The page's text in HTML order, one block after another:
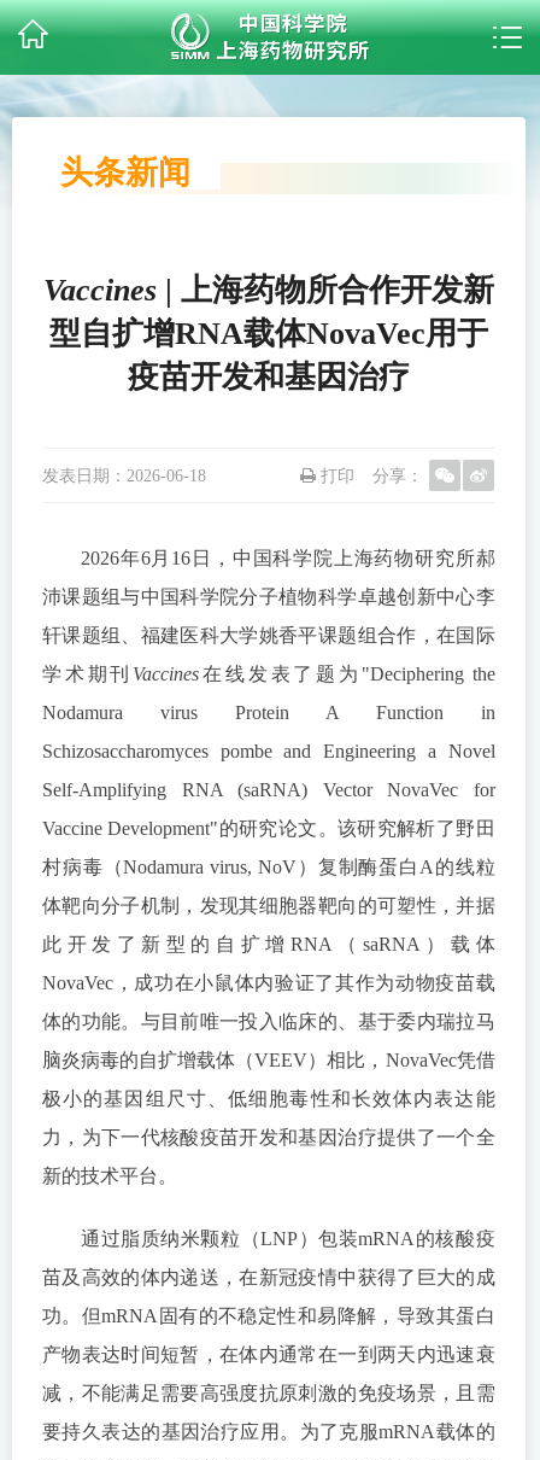
头条新闻
Vaccines| 上海药物所合作开发新
型自扩增RNA载体NovaVec用于
疫苗开发和基因治疗
发表日期： 2026-06-18 分享：
打印
2026年6月16日，中国科学院上海药物研究所郝
沛课题组与中国科学院分子植物科学卓越创新中心李
轩课题组、福建医科大学姚香平课题组合作，在国际
学术期刊 Vaccines在线发表了题为"Deciphering the
Nodamura virus Protein A Function in
Schizosaccharomyces pombe and Engineering a Novel
Self-Amplifying RNA (saRNA) Vector NovaVec for
Vaccine Development"的研究论文。该研究解析了野田
村病毒（Nodamura virus, NoV）复制酶蛋白A的线粒
体靶向分子机制，发现其细胞器靶向的可塑性，并据
此开发了新型的自扩增RNA（saRNA）载体
NovaVec，成功在小鼠体内验证了其作为动物疫苗载
体的功能。与目前唯一投入临床的、基于委内瑞拉马
脑炎病毒的自扩增载体（VEEV）相比，NovaVec凭借
极小的基因组尺寸、低细胞毒性和长效体内表达能
力，为下一代核酸疫苗开发和基因治疗提供了一个全
新的技术平台。
通过脂质纳米颗粒（LNP）包装mRNA的核酸疫
苗及高效的体内递送，在新冠疫情中获得了巨大的成
功。但mRNA固有的不稳定性和易降解，导致其蛋白
产物表达时间短暂，在体内通常在一到两天内迅速衰
减，不能满足需要高强度抗原刺激的免疫场景，且需
要持久表达的基因治疗应用。为了克服mRNA载体的